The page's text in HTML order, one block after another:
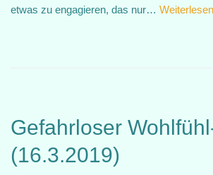
etwas zu engagieren, das nur…
Gefahrloser
(16.3.2019)